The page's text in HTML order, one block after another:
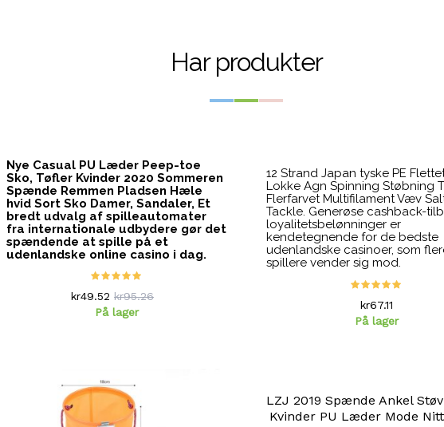
Har produkter
Nye Casual PU Læder Peep-toe
Sko, Tøfler Kvinder 2020 Sommeren
Spænde Remmen Pladsen Hæle
hvid Sort Sko Damer, Sandaler, Et
bredt udvalg af spilleautomater
fra internationale udbydere gør det
spændende at spille på et
udenlandske online casino i dag.
kr49.52 kr95.26
På lager
12 Strand Japan tyske PE
Lokke Agn Spinning Støbning
Flerfarvet Multifilament Væv
Tackle. Generøse cashback-
loyalitetsbelønninger er
kendetegnende for de bedste
udenlandske casinoer, som
spillere vender sig mod.
kr67.11
På lager
LZJ 2019 Spænde Ankel
Kvinder PU Læder Mode